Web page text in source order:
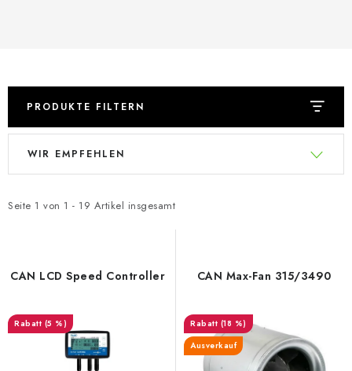
PRODUKTE FILTERN
L
t
e
P
r
Seite 1 von 1 - 19 Artikel insgesamt
P
d
t
o
r
WIR EMPFEHLEN
CAN LCD Speed Controller
(5 %)
CAN Max-Fan 315/3490
(18 %)
Ausverkauf